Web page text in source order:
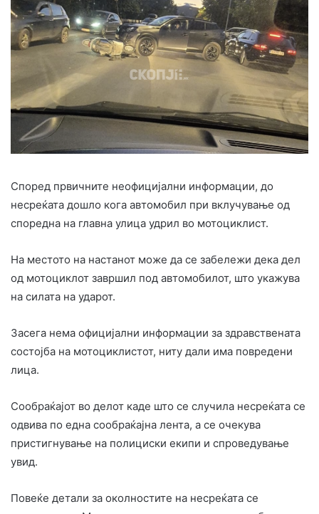
Според првичните неофицијални информации, до
несреќата дошло кога автомобил при вклучување од
споредна на главна улица удрил во мотоциклист.
На местото на настанот може да се забележи дека дел
од мотоциклот завршил под автомобилот, што укажува
на силата на ударот.
Засега нема официјални информации за здравствената
состојба на мотоциклистот, ниту дали има повредени
лица.
Сообраќајот во делот каде што се случила несреќата се
одвива по една сообраќајна лента, а се очекува
пристигнување на полициски екипи и спроведување
увид.
Повеќе детали за околностите на несреќата се